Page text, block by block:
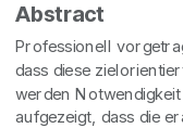
Abstract
Professionell
dass diese
werden
aufgezeigt, dass die